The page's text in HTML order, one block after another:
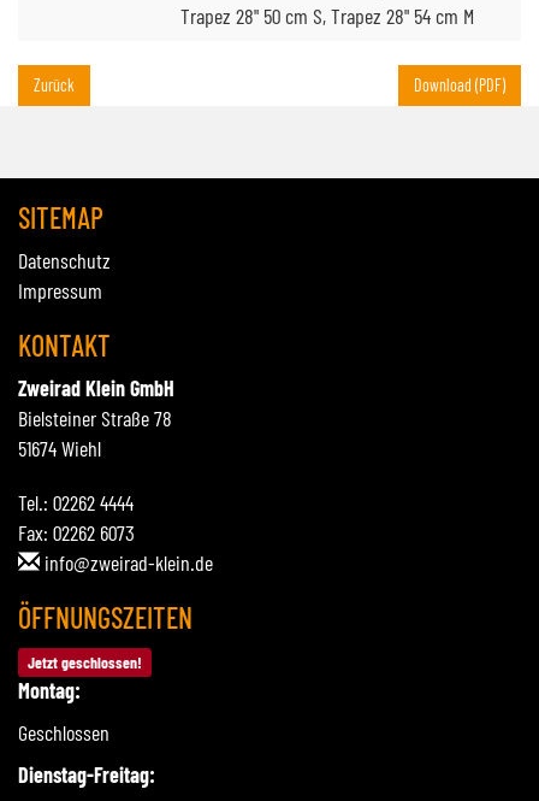
Trapez 28" 50 cm S, Trapez 28" 54 cm M
Zurück Download (PDF)
SITEMAP
Datenschutz
Impressum
KONTAKT
Zweirad Klein GmbH
Bielsteiner Straße 78
51674 Wiehl
Tel.: 02262 4444
Fax: 02262 6073
info@zweirad-klein.de
ÖFFNUNGSZEITEN
Jetzt geschlossen!
Montag:
Geschlossen
Dienstag-Freitag: